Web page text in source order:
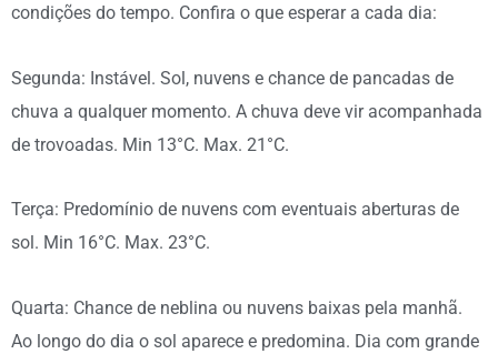
condições do tempo. Confira o que esperar a cada dia:
Segunda: Instável. Sol, nuvens e chance de pancadas de
chuva a qualquer momento. A chuva deve vir acompanhada
de trovoadas. Min 13°C. Max. 21°C.
Terça: Predomínio de nuvens com eventuais aberturas de
sol. Min 16°C. Max. 23°C.
Quarta: Chance de neblina ou nuvens baixas pela manhã.
Ao longo do dia o sol aparece e predomina. Dia com grande